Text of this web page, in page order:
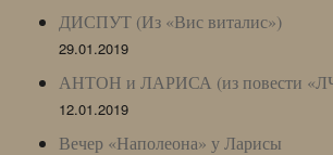
ДИСПУТ (Из «Вис виталис»)
29.01.2019
АНТОН и ЛАРИСА (из повести
12.01.2019
Вечер «Наполеона» у Ларисы